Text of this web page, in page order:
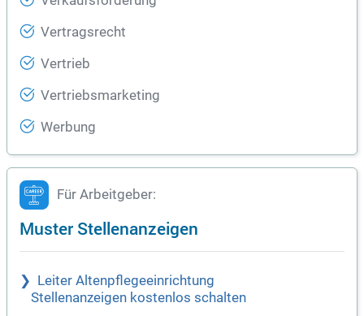
Vertragsrecht
Vertrieb
Vertriebsmarketing
Werbung
Für Arbeitgeber:
Muster Stellenanzeigen
Leiter Altenpflegeeinrichtung
Stellenanzeigen kostenlos schalten